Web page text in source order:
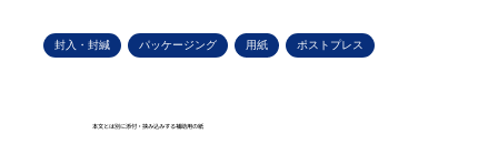
封入・封緘 パッケージング 用紙 ポストプレス
本文とは別に添付・挟み込みする補助用の紙